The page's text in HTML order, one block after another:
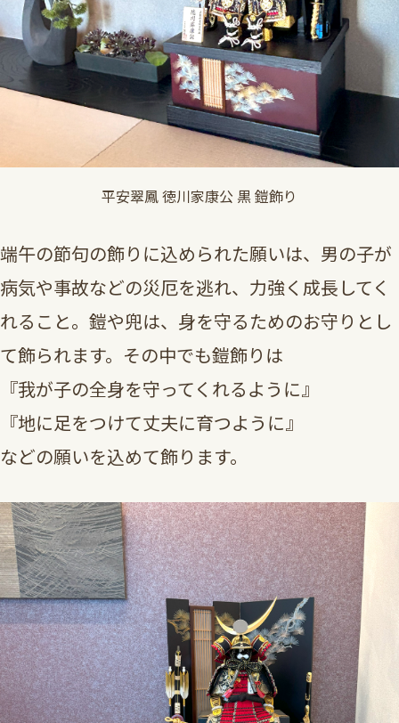
平安翠鳳 徳川家康公 黒 鎧飾り
端午の節句の飾りに込められた願いは、男の子が
病気や事故などの災厄を逃れ、力強く成長してく
れること。鎧や兜は、身を守るためのお守りとし
て飾られます。その中でも鎧飾りは
『我が子の全身を守ってくれるように』
『地に足をつけて丈夫に育つように』
などの願いを込めて飾ります。